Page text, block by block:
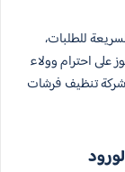
للطلبات،
على احترام وولاء
شركة تنظيف فرشات